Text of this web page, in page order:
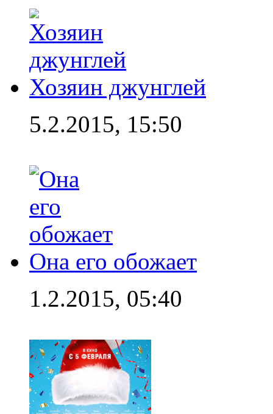
Хозяин джунглей
5.2.2015, 15:50
Она его обожает
1.2.2015, 05:40